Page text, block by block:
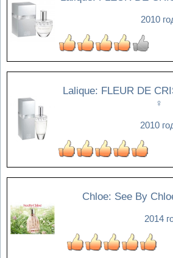
2010
Lalique: FLEUR DE
♀
2010
Chloe: See By
2014